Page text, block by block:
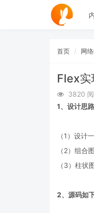
首页 网
Flex实
3820
1、设计思路
（1）设计
（2）组合
（3）柱状
2、源码如